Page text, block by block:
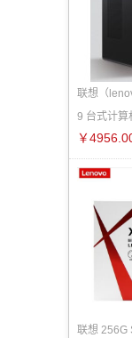
联想（
9 台式计算
￥
联想 256G